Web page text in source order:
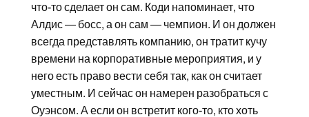
что-то сделает он сам. Коди напоминает, что
Алдис — босс, а он сам — чемпион. И он должен
всегда представлять компанию, он тратит кучу
времени на корпоративные мероприятия, и у
него есть право вести себя так, как он считает
уместным. И сейчас он намерен разобраться с
Оуэнсом. А если он встретит кого-то, кто хоть